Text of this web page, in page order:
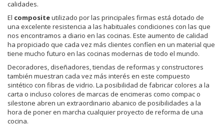
calidades.
El compositeutilizado por las principales firmas está dotado de
una excelente resistencia a las habituales condiciones con las que
nos encontramos a diario en las cocinas. Este aumento de calidad
ha propiciado que cada vez más clientes confíen en un material que
tiene mucho futuro en las cocinas modernas de todo el mundo.
Decoradores, diseñadores, tiendas de reformas y constructores
también muestran cada vez más interés en este compuesto
sintético con fibras de vidrio. La posibilidad de fabricar colores a la
carta o incluso colores de marcas de encimeras como compac o
silestone abren un extraordinario abanico de posibilidades a la
hora de poner en marcha cualquier proyecto de reforma de una
cocina.